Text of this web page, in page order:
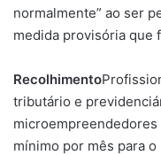
normalmente” ao ser
medida provisória que
Recolhimento
tributário e
mínimo por mês para